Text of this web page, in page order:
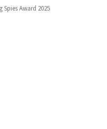
Award 2025